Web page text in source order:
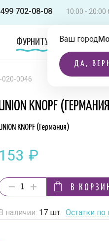
702-08-08 10:00 -
Ваш город
ДА,
ФУРНИТУРА ОДЕЖДА
020-0046
KNOPF
KNOPF (Германия)
153 ₽
В
наличии: 17 шт. Остатки по